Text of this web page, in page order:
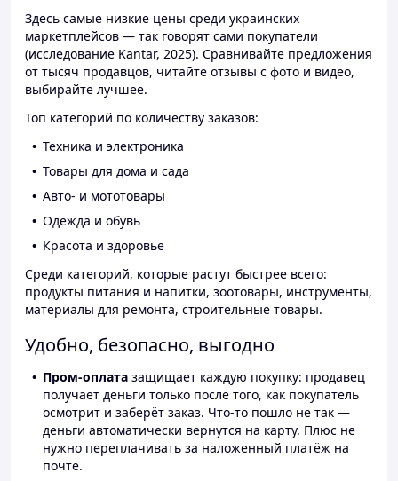
Здесь самые низкие цены среди украинских
маркетплейсов — так говорят сами покупатели
(исследование Kantar, 2025). Сравнивайте предложения
от тысяч продавцов, читайте отзывы с фото и видео,
выбирайте лучшее.
Топ категорий по количеству заказов:
Техника и электроника
Товары для дома и сада
Авто- и мототовары
Одежда и обувь
Красота и здоровье
Среди категорий, которые растут быстрее всего:
продукты питания и напитки, зоотовары, инструменты,
материалы для ремонта, строительные товары.
Удобно, безопасно, выгодно
Пром-оплата защищает каждую покупку: продавец
получает деньги только после того, как покупатель
осмотрит и заберёт заказ. Что-то пошло не так —
деньги автоматически вернутся на карту. Плюс не
нужно переплачивать за наложенный платёж на
почте.